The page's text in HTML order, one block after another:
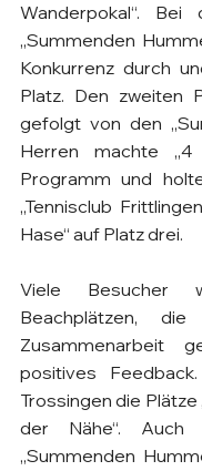
Wanderpokal“.
„Summenden
Konkurrenz durch
Platz. Den zweiten
gefolgt von den
Herren machte „4
Programm und
„Tennisclub
Hase“ auf Platz drei.
Viele Besucher
Beachplätzen,
Zusammenarbeit
positives
Trossingen die Plätze
der Nähe“. Auch
„Summenden